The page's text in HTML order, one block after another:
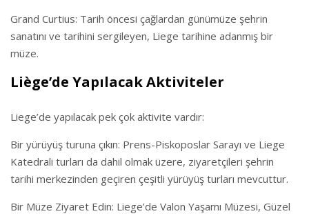
Grand Curtius: Tarih öncesi çağlardan günümüze şehrin
sanatını ve tarihini sergileyen, Liege tarihine adanmış bir
müze.
Liège’de Yapılacak Aktiviteler
Liege’de yapılacak pek çok aktivite vardır:
Bir yürüyüş turuna çıkın: Prens-Piskoposlar Sarayı ve Liege
Katedrali turları da dahil olmak üzere, ziyaretçileri şehrin
tarihi merkezinden geçiren çeşitli yürüyüş turları mevcuttur.
Bir Müze Ziyaret Edin: Liege’de Valon Yaşamı Müzesi, Güzel